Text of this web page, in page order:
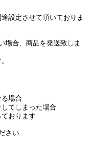
設定させて頂いておりま
場合、商品を発送致しま
場合
てしまった場合
おります
さい